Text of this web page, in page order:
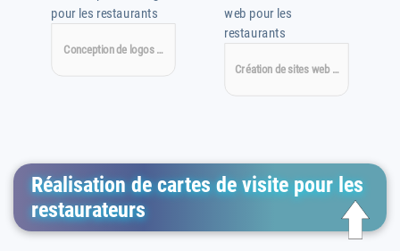
Conception de logos …
Création de sites web …
Réalisation de cartes de visite pour les
restaurateurs